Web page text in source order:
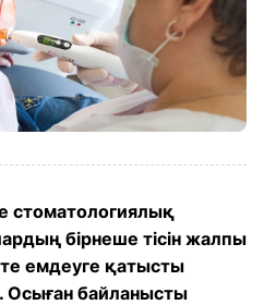
стоматологиялық
бірнеше тісін жалпы
емдеуге қатысты
Осыған байланысты